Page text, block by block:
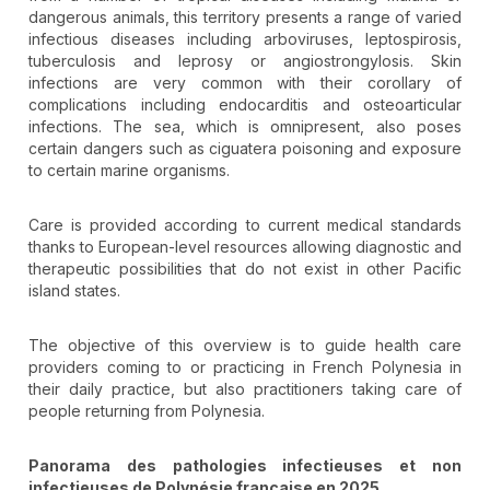
dangerous animals, this territory presents a range of varied
infectious diseases including arboviruses, leptospirosis,
tuberculosis and leprosy or angiostrongylosis. Skin
infections are very common with their corollary of
complications including endocarditis and osteoarticular
infections. The sea, which is omnipresent, also poses
certain dangers such as ciguatera poisoning and exposure
to certain marine organisms.
Care is provided according to current medical standards
thanks to European-level resources allowing diagnostic and
therapeutic possibilities that do not exist in other Pacific
island states.
The objective of this overview is to guide health care
providers coming to or practicing in French Polynesia in
their daily practice, but also practitioners taking care of
people returning from Polynesia.
Panorama des pathologies infectieuses et non